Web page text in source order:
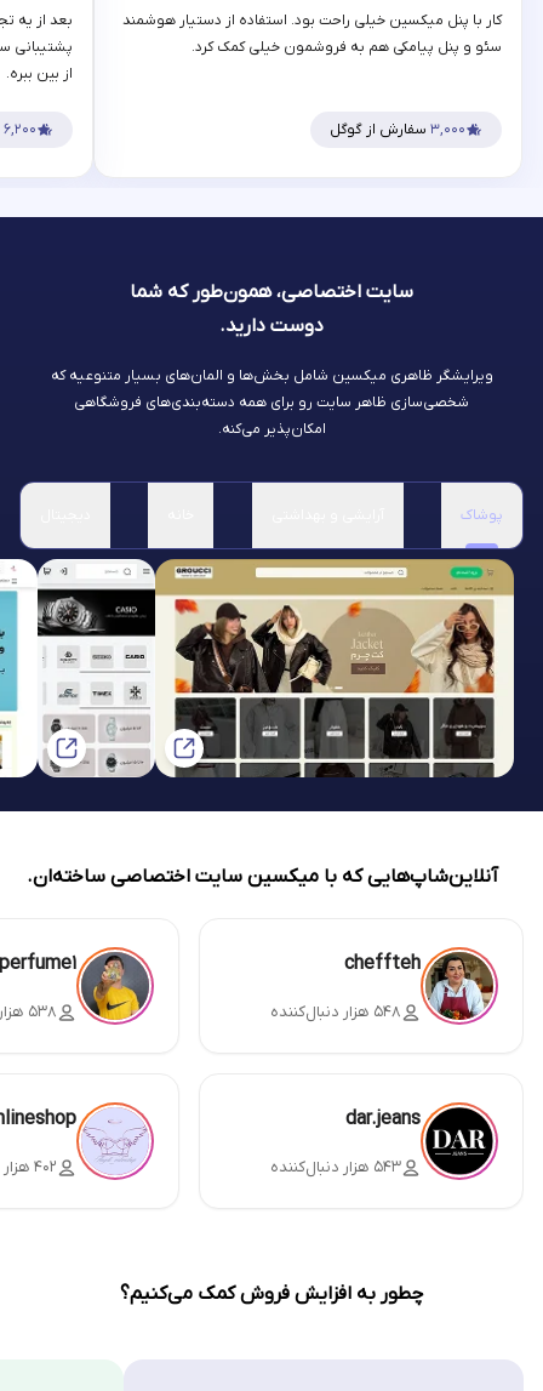
کار با پنل میکسین خیلی راحت بود. استفاده از دستیار هوشمند
سئو و پنل پیامکی هم به فروشمون خیلی کمک کرد.
۳,۰۰۰ سفارش از گوگل
بعد از یه
پشتیبانی
از بین ببره.
۶,۲۰۰
سایت اختصاصی، همون‌طور که شما
دوست دارید.
ویرایشگر ظاهری میکسین شامل بخش‌ها و المان‌های بسیار متنوعیه که
شخصی‌سازی ظاهر سایت رو برای همه دسته‌بندی‌های فروشگاهی
امکان‌پذیر می‌کنه.
پوشاک
آنلاین‌شاپ‌هایی که با میکسین سایت اختصاصی ساخته‌ان.
cheffteh
۵۴۸ هزار دنبال‌کننده ۵۳۸ هزار دنبال‌کننده
dar.jeans
۵۴۳ هزار دنبال‌کننده ۴۰۲ هزار دنبال‌کننده
چطور به افزایش فروش کمک می‌کنیم؟